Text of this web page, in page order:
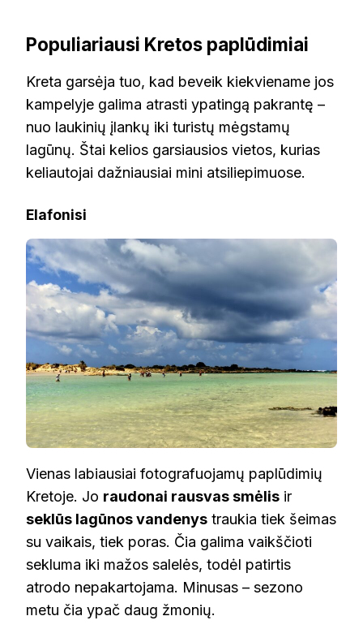
Populiariausi Kretos paplūdimiai
Kreta garsėja tuo, kad beveik kiekviename jos
kampelyje galima atrasti ypatingą pakrantę –
nuo laukinių įlankų iki turistų mėgstamų
lagūnų. Štai kelios garsiausios vietos, kurias
keliautojai dažniausiai mini atsiliepimuose.
Elafonisi
Vienas labiausiai fotografuojamų paplūdimių
Kretoje. Jo raudonai rausvas smėlis ir
seklūs lagūnos vandenys traukia tiek šeimas
su vaikais, tiek poras. Čia galima vaikščioti
sekluma iki mažos salelės, todėl patirtis
atrodo nepakartojama. Minusas – sezono
metu čia ypač daug žmonių.